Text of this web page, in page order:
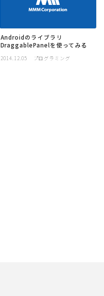
Androidのライブラリ
DraggablePanelを使ってみる
2014.12.05 プログラミング